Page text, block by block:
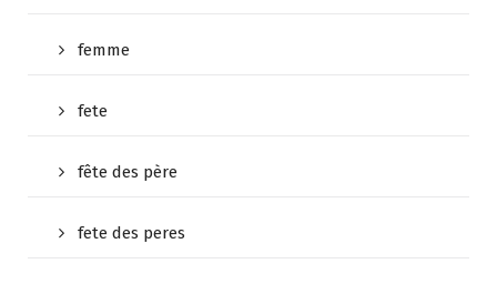
femme
fete
fête des père
fete des peres